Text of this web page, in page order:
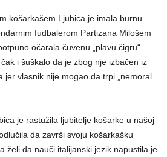
košarkašem Ljubica je imala burnu
fudbalerom Partizana Milošem
očarala čuvenu „plavu čigru“
i šuškalo da je zbog nje izbačen iz
jer vlasnik nije mogao da trpi „nemoral
je rastužila ljubitelje košarke u našoj
da završi svoju košarkašku
želi da nauči italijanski jezik napustila je